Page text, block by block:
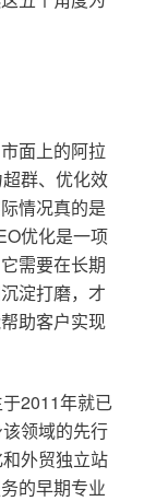
面上的阿拉
群、优化效
情况真的是
优化是一项
需要在长期
淀打磨，才
助客户实现
2011年就已
领域的先行
外贸独立站
的早期专业